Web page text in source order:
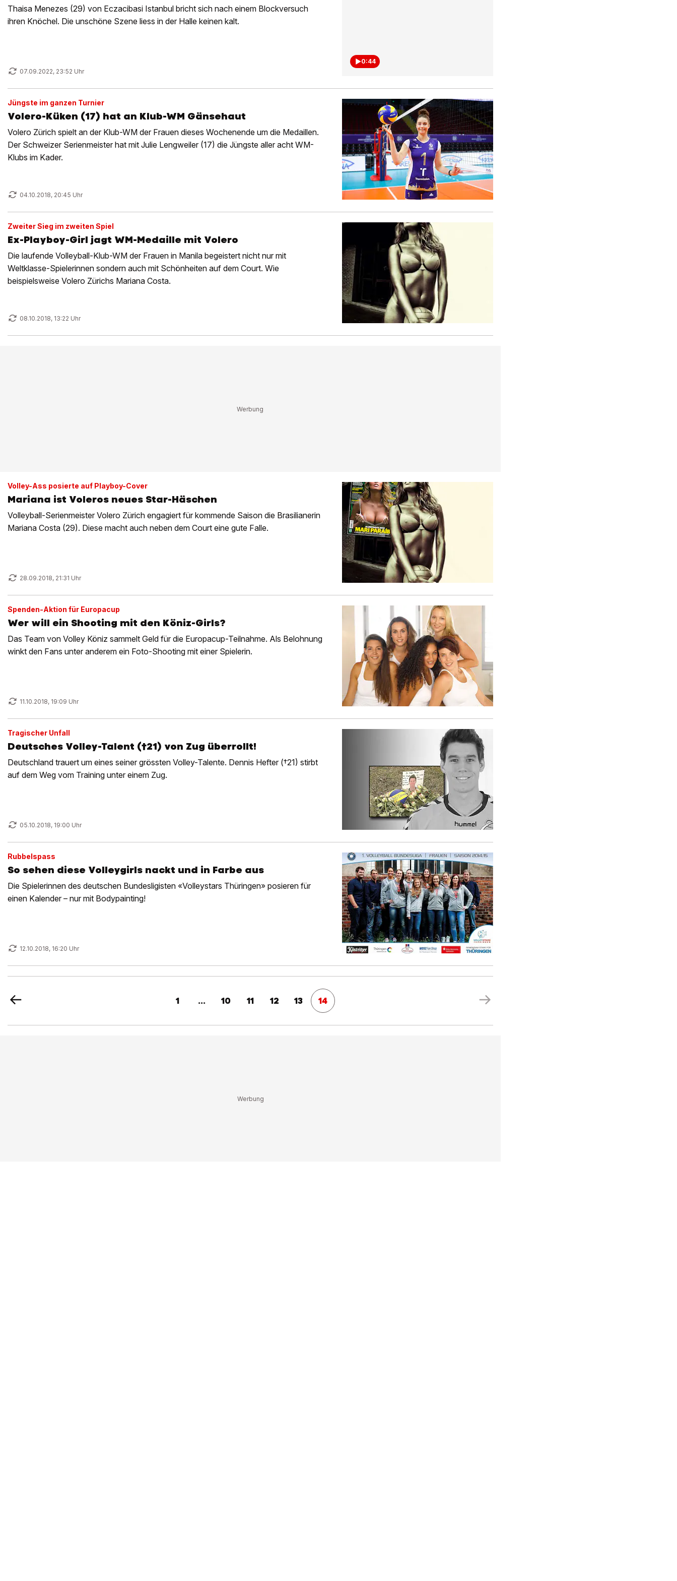
Thaisa Menezes (29) von Eczacibasi Istanbul bricht sich nach einem Blockversuch
ihren Knöchel. Die unschöne Szene liess in der Halle keinen kalt.
07.09.2022, 23:52 Uhr
0:44
Jüngste im ganzen Turnier
Volero-Küken (17) hat an Klub-WM Gänsehaut
Volero Zürich spielt an der Klub-WM der Frauen dieses Wochenende um die Medaillen.
Der Schweizer Serienmeister hat mit Julie Lengweiler (17) die Jüngste aller acht WM-
Klubs im Kader.
04.10.2018, 20:45 Uhr
Zweiter Sieg im zweiten Spiel
Ex-Playboy-Girl jagt WM-Medaille mit Volero
Die laufende Volleyball-Klub-WM der Frauen in Manila begeistert nicht nur mit
Weltklasse-Spielerinnen sondern auch mit Schönheiten auf dem Court. Wie
beispielsweise Volero Zürichs Mariana Costa.
08.10.2018, 13:22 Uhr
Volley-Ass posierte auf Playboy-Cover
Mariana ist Voleros neues Star-Häschen
Volleyball-Serienmeister Volero Zürich engagiert für kommende Saison die Brasilianerin
Mariana Costa (29). Diese macht auch neben dem Court eine gute Falle.
28.09.2018, 21:31 Uhr
Spenden-Aktion für Europacup
Wer will ein Shooting mit den Köniz-Girls?
Das Team von Volley Köniz sammelt Geld für die Europacup-Teilnahme. Als Belohnung
winkt den Fans unter anderem ein Foto-Shooting mit einer Spielerin.
11.10.2018, 19:09 Uhr
Tragischer Unfall
Deutsches Volley-Talent (†21) von Zug überrollt!
Deutschland trauert um eines seiner grössten Volley-Talente. Dennis Hefter (†21) stirbt
auf dem Weg vom Training unter einem Zug.
05.10.2018, 19:00 Uhr
Rubbelspass
So sehen diese Volleygirls nackt und in Farbe aus
Die Spielerinnen des deutschen Bundesligisten «Volleystars Thüringen» posieren für
einen Kalender – nur mit Bodypainting!
12.10.2018, 16:20 Uhr
1 ... 10 11 12 13 14